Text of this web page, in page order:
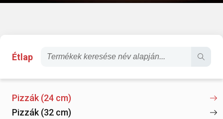
Étlap
Pizzák (24 cm)
Pizzák (32 cm)